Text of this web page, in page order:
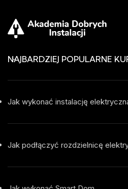
NAJBARDZIEJ POPULARNE
Jak wykonać instalację
Jak podłączyć rozdzielnicę